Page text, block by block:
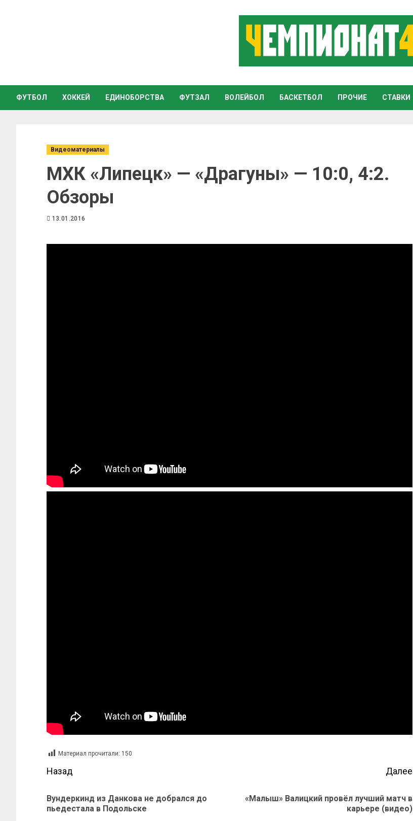
ФУТБОЛ ХОККЕЙ ЕДИНОБОРСТВА ФУТЗАЛ ВОЛЕЙБОЛ БАСКЕТБОЛ ПРОЧИЕ СТАВКИ
Видеоматериалы
МХК «Липецк» — «Драгуны» — 10:0, 4:2.
Обзоры
13.01.2016
Материал прочитали: 150
Назад
Вундеркинд из Данкова не добрался до
пьедестала в Подольске
Далее
«Малыш» Валицкий провёл лучший матч в
карьере (видео)